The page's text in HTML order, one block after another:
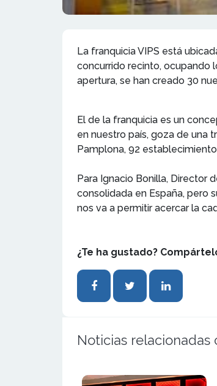
La franquicia VIPS está
concurrido recinto, ocupando
apertura, se han creado 30
El de la franquicia es un
en nuestro país, goza de una
Pamplona, 92
Para Ignacio Bonilla, Director
consolidada en España, pero
nos va a permitir acercar la
¿Te ha gustado?
Noticias relacionadas